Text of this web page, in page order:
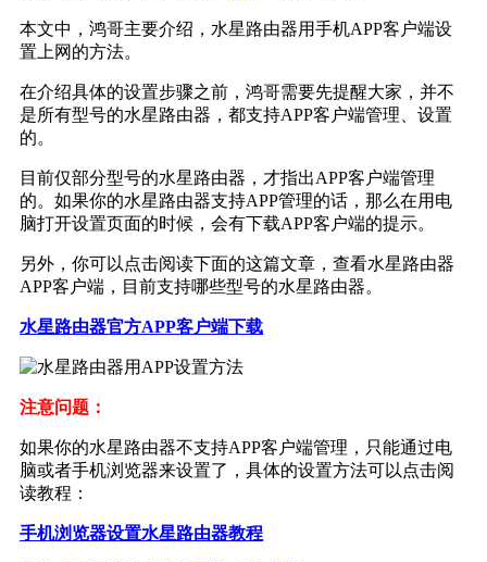
本文中，鸿哥主要介绍，水星路由器用手机APP客户端设
置上网的方法。
在介绍具体的设置步骤之前，鸿哥需要先提醒大家，并不
是所有型号的水星路由器，都支持APP客户端管理、设置
的。
目前仅部分型号的水星路由器，才指出APP客户端管理
的。如果你的水星路由器支持APP管理的话，那么在用电
脑打开设置页面的时候，会有下载APP客户端的提示。
另外，你可以点击阅读下面的这篇文章，查看水星路由器
APP客户端，目前支持哪些型号的水星路由器。
水星路由器官方APP客户端下载
注意问题：
如果你的水星路由器不支持APP客户端管理，只能通过电
脑或者手机浏览器来设置了，具体的设置方法可以点击阅
读教程：
手机浏览器设置水星路由器教程